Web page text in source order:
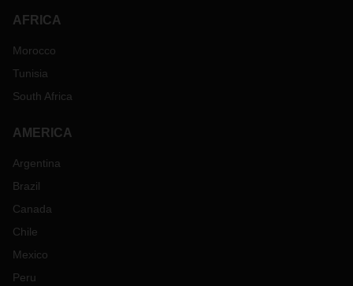
AFRICA
Morocco
Tunisia
South Africa
AMERICA
Argentina
Brazil
Canada
Chile
Mexico
Peru